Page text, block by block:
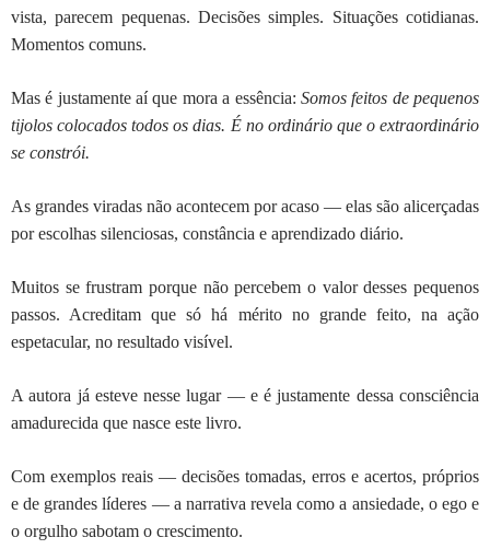
vista, parecem pequenas. Decisões simples. Situações cotidianas.
Momentos comuns.
Mas é justamente aí que mora a essência: Somos feitos de pequenos
tijolos colocados todos os dias. É no ordinário que o extraordinário
se constrói.
As grandes viradas não acontecem por acaso — elas são alicerçadas
por escolhas silenciosas, constância e aprendizado diário.
Muitos se frustram porque não percebem o valor desses pequenos
passos. Acreditam que só há mérito no grande feito, na ação
espetacular, no resultado visível.
A autora já esteve nesse lugar — e é justamente dessa consciência
amadurecida que nasce este livro.
Com exemplos reais — decisões tomadas, erros e acertos, próprios
e de grandes líderes — a narrativa revela como a ansiedade, o ego e
o orgulho sabotam o crescimento.